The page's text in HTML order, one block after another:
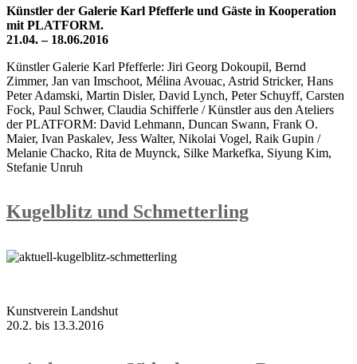
Künstler der Galerie Karl Pfefferle und Gäste in Kooperation
mit PLATFORM.
21.04. – 18.06.2016
Künstler Galerie Karl Pfefferle: Jiri Georg Dokoupil, Bernd
Zimmer, Jan van Imschoot, Mélina Avouac, Astrid Stricker, Hans
Peter Adamski, Martin Disler, David Lynch, Peter Schuyff, Carsten
Fock, Paul Schwer, Claudia Schifferle / Künstler aus den Ateliers
der PLATFORM: David Lehmann, Duncan Swann, Frank O.
Maier, Ivan Paskalev, Jess Walter, Nikolai Vogel, Raik Gupin /
Melanie Chacko, Rita de Muynck, Silke Markefka, Siyung Kim,
Stefanie Unruh
Kugelblitz und Schmetterling
Kunstverein Landshut
20.2. bis 13.3.2016